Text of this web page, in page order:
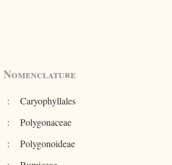
Nomenclature
: Caryophyllales
: Polygonaceae
: Polygonoideae